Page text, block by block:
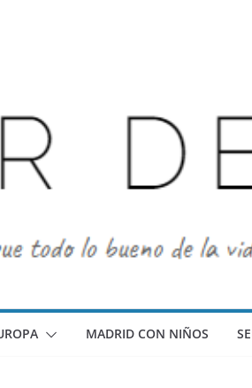
MADRID CON NIÑOS